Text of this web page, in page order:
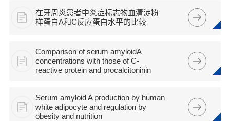
在牙周炎患者中炎症标志物血清淀粉
样蛋白A和C反应蛋白水平的比较
Comparison of serum amyloidA
concentrations with those of C-
reactive protein and procalcitoninin
Serum amyloid A production by human
white adipocyte and regulation by
obesity and nutrition